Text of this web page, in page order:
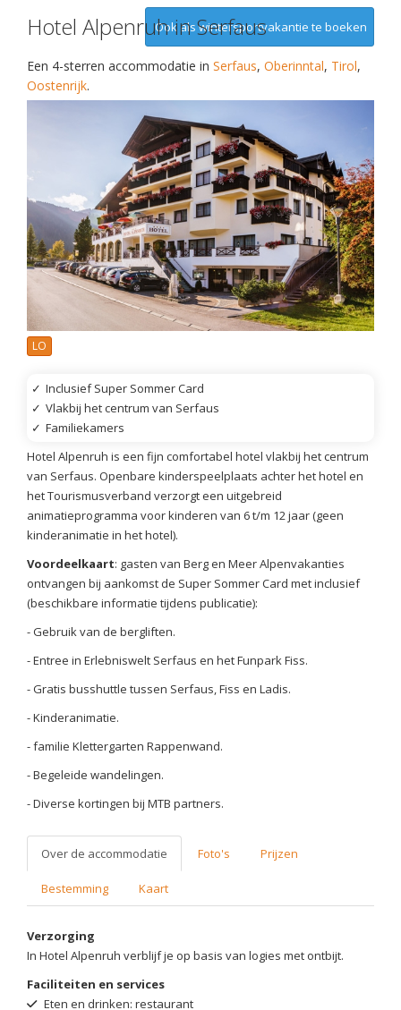
Hotel Alpenruh in Serfaus
Ook als wintersportvakantie te boeken
Een 4-sterren accommodatie in Serfaus, Oberinntal, Tirol,
Oostenrijk.
LO
✓ Inclusief Super Sommer Card
✓ Vlakbij het centrum van Serfaus
✓ Familiekamers
Hotel Alpenruh is een fijn comfortabel hotel vlakbij het centrum
van Serfaus. Openbare kinderspeelplaats achter het hotel en
het Tourismusverband verzorgt een uitgebreid
animatieprogramma voor kinderen van 6 t/m 12 jaar (geen
kinderanimatie in het hotel).
Voordeelkaart: gasten van Berg en Meer Alpenvakanties
ontvangen bij aankomst de Super Sommer Card met inclusief
(beschikbare informatie tijdens publicatie):
- Gebruik van de bergliften.
- Entree in Erlebniswelt Serfaus en het Funpark Fiss.
- Gratis busshuttle tussen Serfaus, Fiss en Ladis.
- Kinderanimatie.
- familie Klettergarten Rappenwand.
- Begeleide wandelingen.
- Diverse kortingen bij MTB partners.
Over de accommodatie Foto's Prijzen
Bestemming Kaart
Verzorging
In Hotel Alpenruh verblijf je op basis van logies met ontbijt.
Faciliteiten en services
Eten en drinken: restaurant